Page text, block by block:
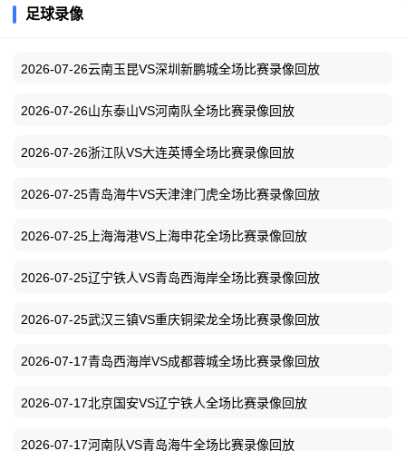
足球录像
2026-07-26云南玉昆VS深圳新鹏城全场比赛录像回放
2026-07-26山东泰山VS河南队全场比赛录像回放
2026-07-26浙江队VS大连英博全场比赛录像回放
2026-07-25青岛海牛VS天津津门虎全场比赛录像回放
2026-07-25上海海港VS上海申花全场比赛录像回放
2026-07-25辽宁铁人VS青岛西海岸全场比赛录像回放
2026-07-25武汉三镇VS重庆铜梁龙全场比赛录像回放
2026-07-17青岛西海岸VS成都蓉城全场比赛录像回放
2026-07-17北京国安VS辽宁铁人全场比赛录像回放
2026-07-17河南队VS青岛海牛全场比赛录像回放